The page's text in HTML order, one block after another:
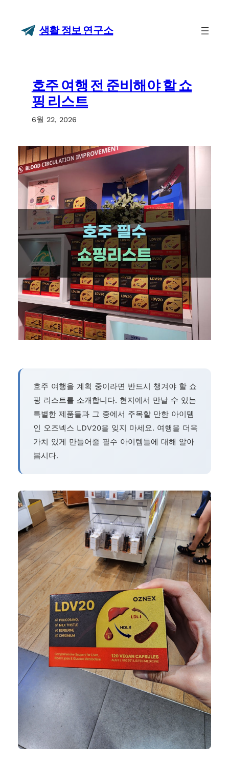
생활 정보 연구소
호주 여행 전 준비해야 할 쇼
핑 리스트
6월 22, 2026
호주 여행을 계획 중이라면 반드시 챙겨야 할 쇼
핑 리스트를 소개합니다. 현지에서 만날 수 있는
특별한 제품들과 그 중에서 주목할 만한 아이템
인 오즈넥스 LDV20을 잊지 마세요. 여행을 더욱
가치 있게 만들어줄 필수 아이템들에 대해 알아
봅시다.